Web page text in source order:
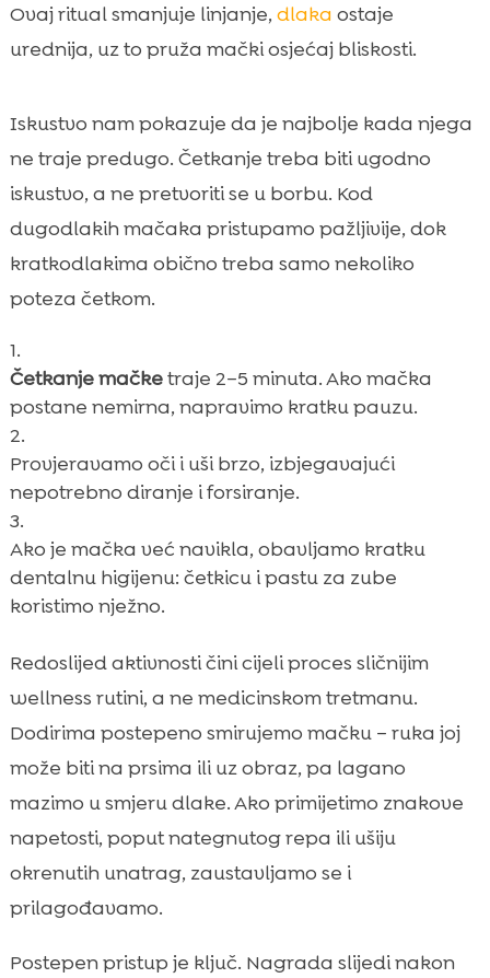
Ovaj ritual smanjuje linjanje, dlaka ostaje
urednija, uz to pruža mački osjećaj bliskosti.
Iskustvo nam pokazuje da je najbolje kada njega
ne traje predugo. Četkanje treba biti ugodno
iskustvo, a ne pretvoriti se u borbu. Kod
dugodlakih mačaka pristupamo pažljivije, dok
kratkodlakima obično treba samo nekoliko
poteza četkom.
Četkanje mačketraje 2–5 minuta. Ako mačka
postane nemirna, napravimo kratku pauzu.
Provjeravamo oči i uši brzo, izbjegavajući
nepotrebno diranje i forsiranje.
Ako je mačka već navikla, obavljamo kratku
dentalnu higijenu: četkicu i pastu za zube
koristimo nježno.
Redoslijed aktivnosti čini cijeli proces sličnijim
wellness rutini, a ne medicinskom tretmanu.
Dodirima postepeno smirujemo mačku – ruka joj
može biti na prsima ili uz obraz, pa lagano
mazimo u smjeru dlake. Ako primijetimo znakove
napetosti, poput nategnutog repa ili ušiju
okrenutih unatrag, zaustavljamo se i
prilagođavamo.
Postepen pristup je ključ. Nagrada slijedi nakon